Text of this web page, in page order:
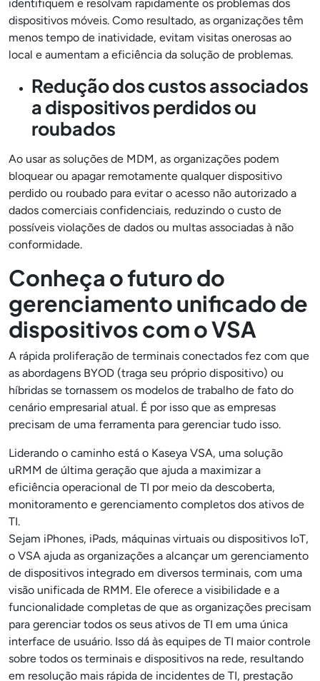
identifiquem e resolvam rapidamente os problemas dos
dispositivos móveis. Como resultado, as organizações têm
menos tempo de inatividade, evitam visitas onerosas ao
local e aumentam a eficiência da solução de problemas.
Redução dos custos associados
a dispositivos perdidos ou
roubados
Ao usar as soluções de MDM, as organizações podem
bloquear ou apagar remotamente qualquer dispositivo
perdido ou roubado para evitar o acesso não autorizado a
dados comerciais confidenciais, reduzindo o custo de
possíveis violações de dados ou multas associadas à não
conformidade.
Conheça o futuro do
gerenciamento unificado de
dispositivos com o VSA
A rápida proliferação de terminais conectados fez com que
as abordagens BYOD (traga seu próprio dispositivo) ou
híbridas se tornassem os modelos de trabalho de fato do
cenário empresarial atual. É por isso que as empresas
precisam de uma ferramenta para gerenciar tudo isso.
Liderando o caminho está o Kaseya VSA, uma solução
uRMM de última geração que ajuda a maximizar a
eficiência operacional de TI por meio da descoberta,
monitoramento e gerenciamento completos dos ativos de
TI.
Sejam iPhones, iPads, máquinas virtuais ou dispositivos IoT,
o VSA ajuda as organizações a alcançar um gerenciamento
de dispositivos integrado em diversos terminais, com uma
visão unificada de RMM. Ele oferece a visibilidade e a
funcionalidade completas de que as organizações precisam
para gerenciar todos os seus ativos de TI em uma única
interface de usuário. Isso dá às equipes de TI maior controle
sobre todos os terminais e dispositivos na rede, resultando
em resolução mais rápida de incidentes de TI, prestação